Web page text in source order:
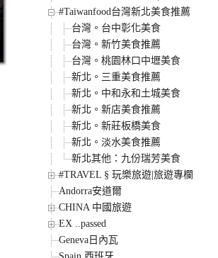
#Taiwanfood台灣新北美食推薦
台灣。台中彰化美食
台灣。新竹美食推薦
台灣。桃園林口中壢美食
新北。三重美食推薦
新北。中和永和土城美食
新北。新店美食推薦
新北。新莊板橋美食
新北。淡水美食推薦
新北其他：九份瑞芳美食
#TRAVEL § 玩樂旅遊|旅遊專欄
Andorra安道爾
CHINA 中國旅遊
EX ..passed
Geneva日內瓦